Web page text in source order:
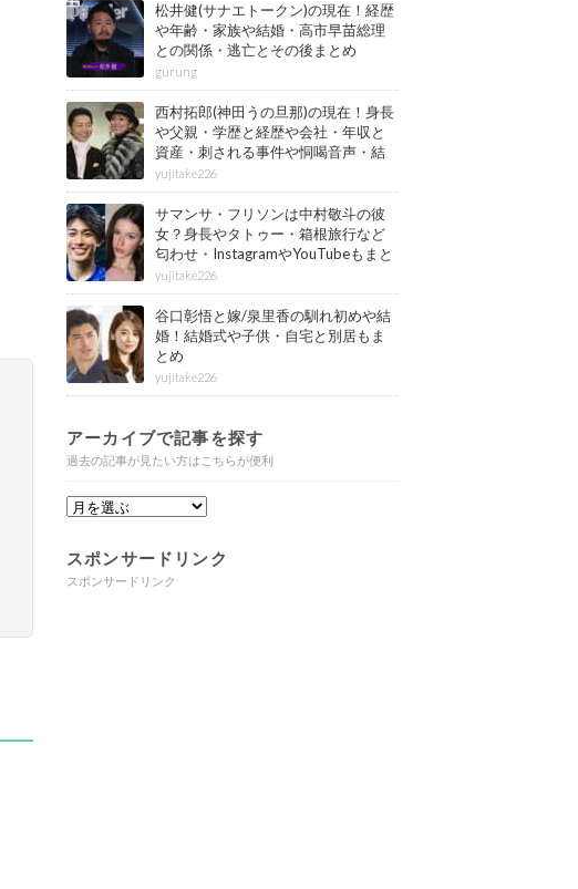
松井健(サナエトークン)の現在！経歴
や年齢・家族や結婚・高市早苗総理
との関係・逃亡とその後まとめ
gurung
西村拓郎(神田うの旦那)の現在！身長
や父親・学歴と経歴や会社・年収と
資産・刺される事件や恫喝音声・結
婚と子供や自宅・脳梗塞の病気もま
とめ
yujitake226
サマンサ・フリソンは中村敬斗の彼
女？身長やタトゥー・箱根旅行など
匂わせ・InstagramやYouTubeもまと
め
yujitake226
谷口彰悟と嫁/泉里香の馴れ初めや結
婚！結婚式や子供・自宅と別居もま
とめ
yujitake226
アーカイブで記事を探す
過去の記事が見たい方はこちらが便利
スポンサードリンク
スポンサードリンク